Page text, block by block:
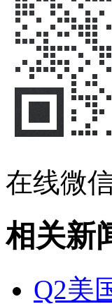
在线微
相关新
Q2美